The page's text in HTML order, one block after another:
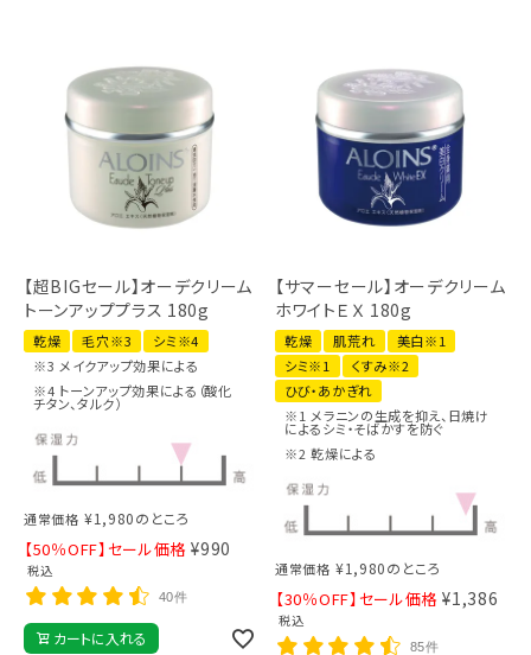
【超BIGセール】オーデクリーム
トーンアッププラス 180g
乾燥 毛穴※3
シミ※4
※3 メイクアップ効果による
※4 トーンアップ効果による（酸化
チタン、タルク）
通常価格 ¥1,980のところ
【50％OFF】セール価格 ¥990
税込
40件
カートに入れる
【サマーセール】オーデクリーム
ホワイトＥＸ 180g
乾燥 肌荒れ
美白※1
シミ※1
くすみ※2
ひび・あかぎれ
※1 メラニンの生成を抑え、日焼け
によるシミ・そばかすを防ぐ
※2 乾燥による
通常価格 ¥1,980のところ
【30％OFF】セール価格 ¥1,386
税込
85件